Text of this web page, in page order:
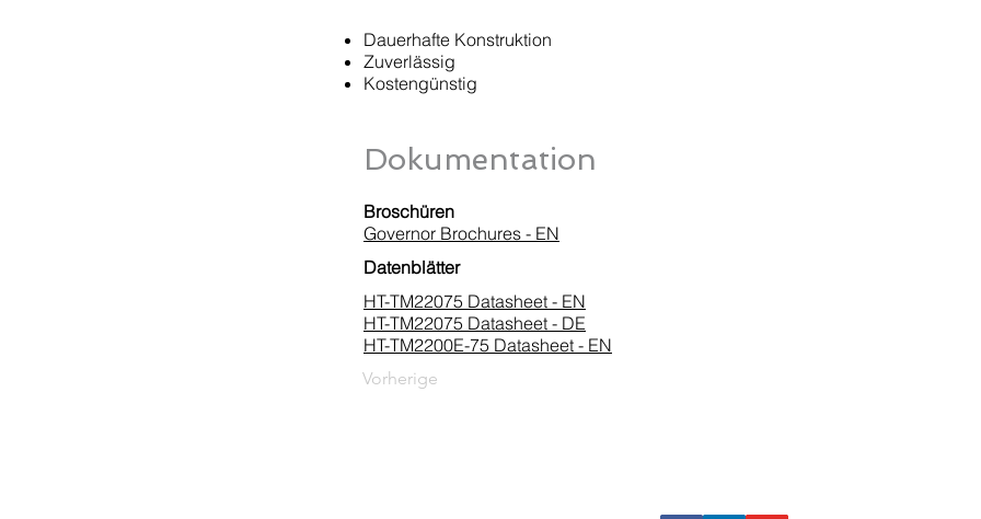
Dauerhafte Konstruktion
Zuverlässig
Kostengünstig
Dokumentation
Broschüren
Governor Brochures - EN
Datenblätter
HT-TM22075 Datasheet - EN
HT-TM22075 Datasheet - DE
HT-TM2200E-75 Datasheet - EN
Vorherige